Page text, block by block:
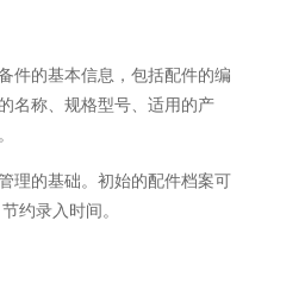
件的基本信息，包括配件的编
名称、规格型号、适用的产
理的基础。初始的配件档案可
约录入时间。